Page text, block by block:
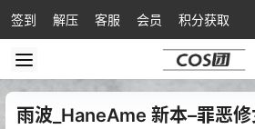
签到 解压 客服 会员 积分获取
雨波_HaneAme 新本–罪恶